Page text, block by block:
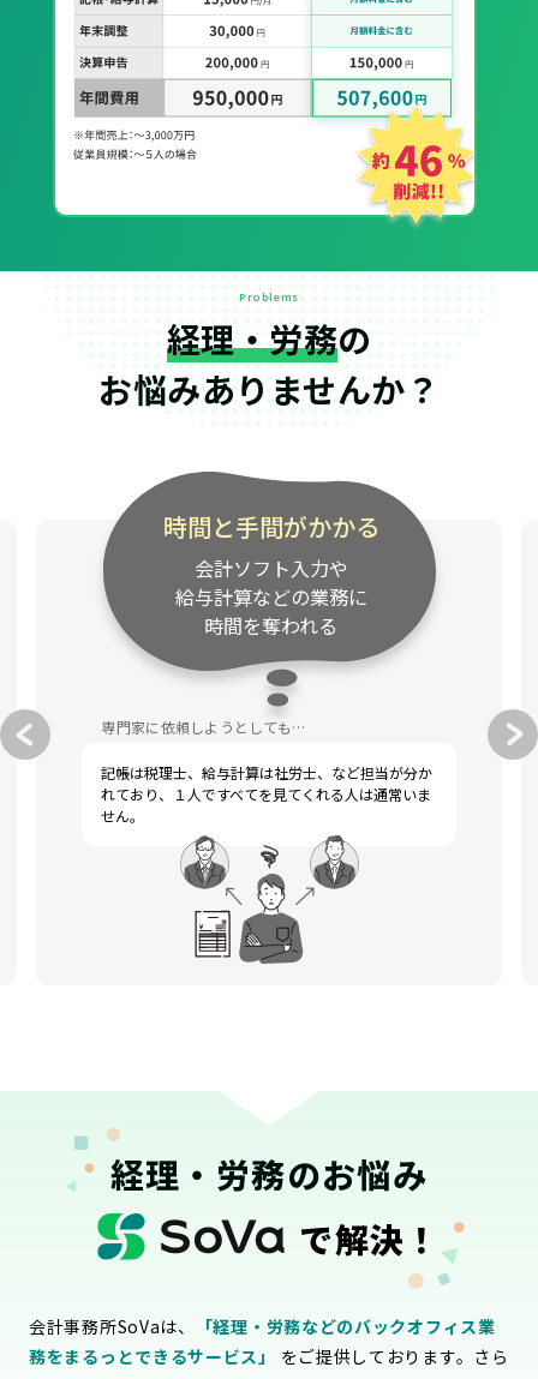
Problems
経理・労務の
お悩みありませんか？
時間と手間がかかる
会計ソフト入力や
給与計算などの業務に
時間を奪われる
専門家に依頼しようとしても…
記帳は税理士、給与計算は社労士、など担当が分か
れており、１人ですべてを見てくれる人は通常いま
せん。
経理・労務のお悩み
で解決！
会計事務所SoVaは、
「経理・労務などのバックオフィス業
務をまるっとできるサービス」
をご提供しております。さら